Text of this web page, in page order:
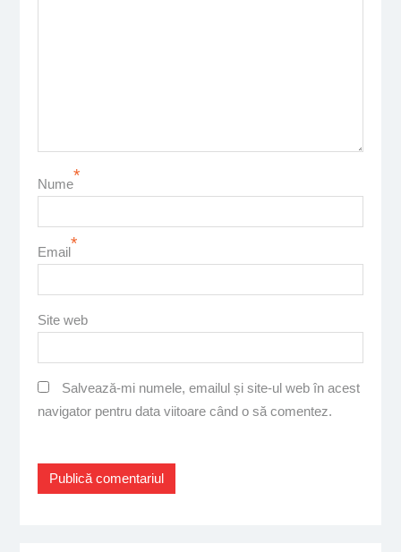
Nume*
Email*
Site web
Salvează-mi numele, emailul și site-ul web în acest
navigator pentru data viitoare când o să comentez.